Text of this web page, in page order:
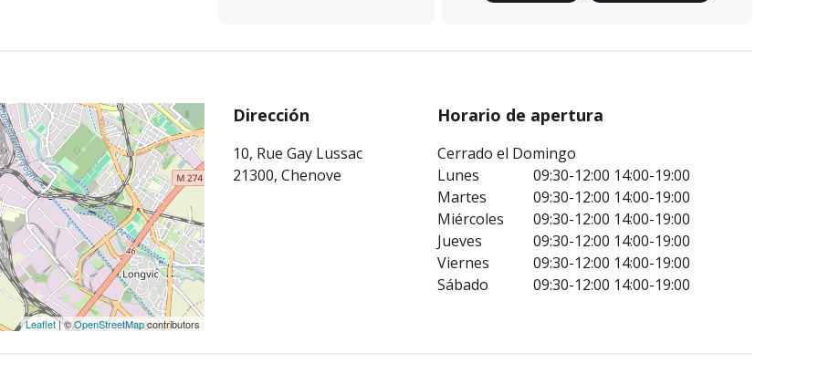
Leaflet| ©OpenStreetMapcontributors
Dirección
10, Rue Gay Lussac
21300, Chenove
Horario de apertura
Cerrado el Domingo
Lunes
09:30-12:00 14:00-19:00
Martes
09:30-12:00 14:00-19:00
Miércoles
09:30-12:00 14:00-19:00
Jueves
09:30-12:00 14:00-19:00
Viernes
09:30-12:00 14:00-19:00
Sábado
09:30-12:00 14:00-19:00